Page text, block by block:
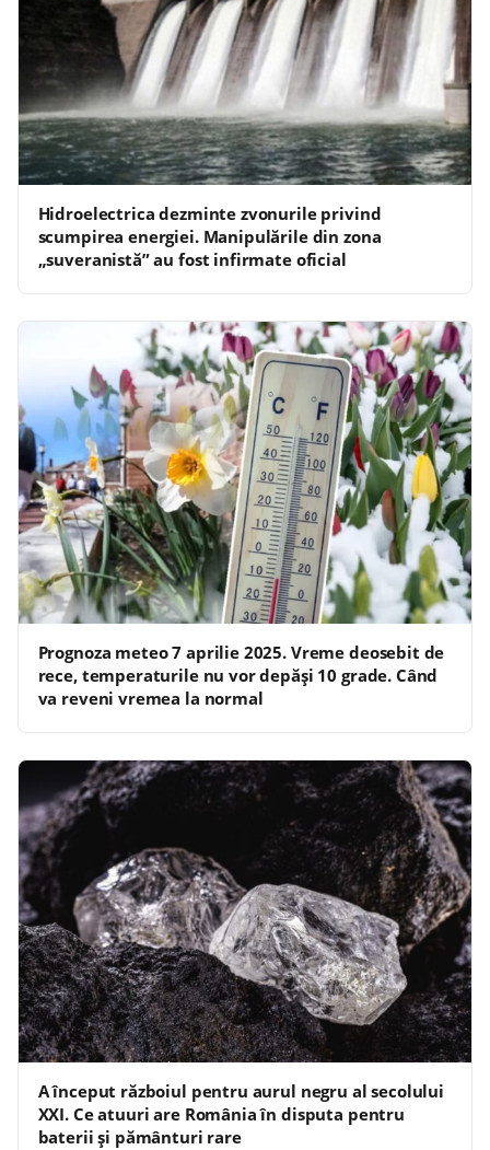
Hidroelectrica dezminte zvonurile privind
scumpirea energiei. Manipulările din zona
„suveranistă” au fost infirmate oficial
Prognoza meteo 7 aprilie 2025. Vreme deosebit de
rece, temperaturile nu vor depăşi 10 grade. Când
va reveni vremea la normal
A început războiul pentru aurul negru al secolului
XXI. Ce atuuri are România în disputa pentru
baterii și pământuri rare